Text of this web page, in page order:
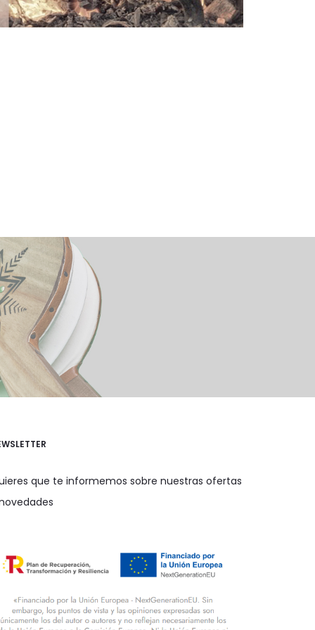
que te informemos sobre nuestras ofertas